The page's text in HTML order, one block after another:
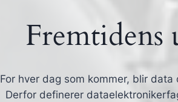
Fremtidens
For hver dag som kommer, blir
Derfor definerer